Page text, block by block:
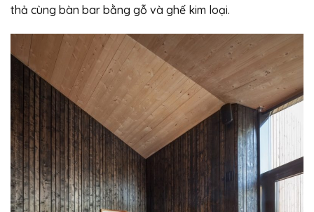
thả cùng bàn bar bằng gỗ và ghế kim loại.